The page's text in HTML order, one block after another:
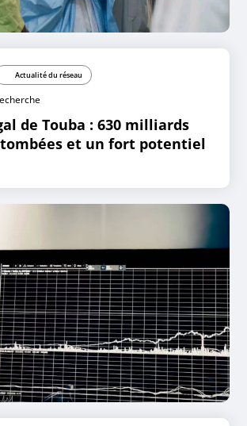
Actualité du réseau
de Touba : 630 milliards
et un fort potentiel